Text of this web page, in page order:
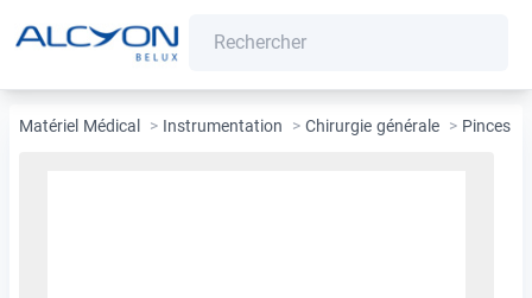
Matériel Médical > Instrumentation > Chirurgie générale > Pinces